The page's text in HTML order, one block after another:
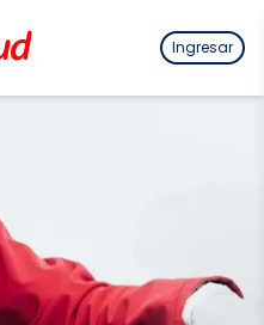
Ingresar